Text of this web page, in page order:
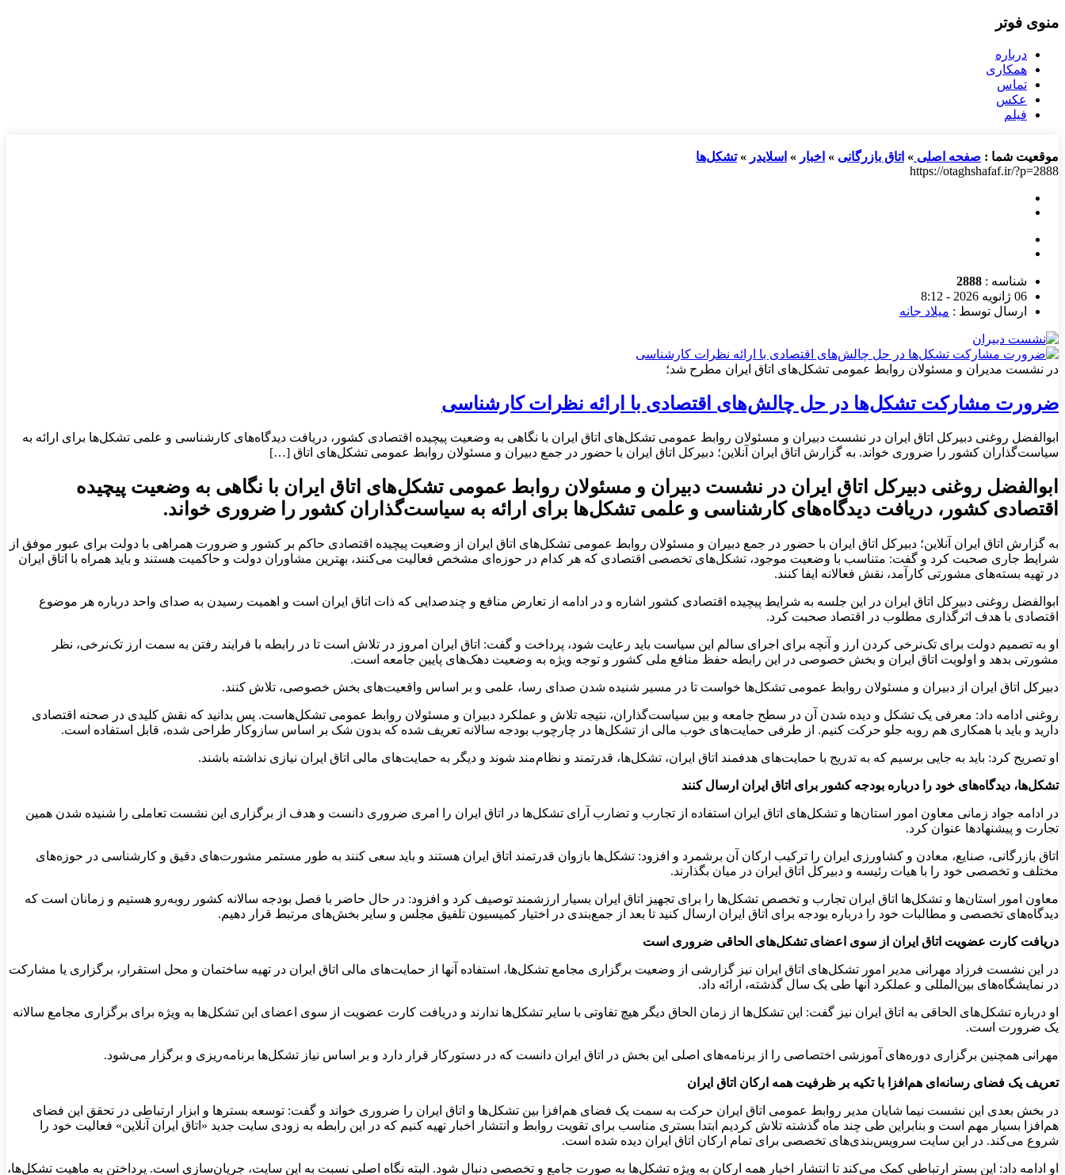
منوی فوتر
درباره
همکاری
تماس
عکس
فیلم
موقعیت شما : صفحه اصلی » اتاق بازرگانی » اخبار » اسلایدر »تشکل‌ها
https://otaghshafaf.ir/?p=2888
شناسه : 2888
06 ژانویه 2026 - 8:12
ارسال توسط : میلاد جانه
در نشست مدیران و مسئولان روابط عمومی تشکل‌های اتاق ایران مطرح شد؛
ضرورت مشارکت تشکل‌ها در حل چالش‌های اقتصادی با ارائه نظرات کارشناسی
ابوالفضل روغنی دبیرکل اتاق ایران در نشست دبیران و مسئولان روابط عمومی تشکل‌های اتاق ایران با نگاهی به وضعیت پیچیده اقتصادی کشور، دریافت دیدگاه‌های کارشناسی و علمی تشکل‌ها برای ارائه به
سیاست‌گذاران کشور را ضروری خواند. به گزارش اتاق ایران آنلاین؛ دبیرکل اتاق ایران با حضور در جمع دبیران و مسئولان روابط عمومی تشکل‌های اتاق […]
ابوالفضل روغنی دبیرکل اتاق ایران در نشست دبیران و مسئولان روابط عمومی تشکل‌های اتاق ایران با نگاهی به وضعیت پیچیده
اقتصادی کشور، دریافت دیدگاه‌های کارشناسی و علمی تشکل‌ها برای ارائه به سیاست‌گذاران کشور را ضروری خواند.
به گزارش اتاق ایران آنلاین؛ دبیرکل اتاق ایران با حضور در جمع دبیران و مسئولان روابط عمومی تشکل‌های اتاق ایران از وضعیت پیچیده اقتصادی حاکم بر کشور و ضرورت همراهی با دولت برای عبور موفق از
شرایط جاری صحبت کرد و گفت: متناسب با وضعیت موجود، تشکل‌های تخصصی اقتصادی که هر کدام در حوزه‌ای مشخص فعالیت می‌کنند، بهترین مشاوران دولت و حاکمیت هستند و باید همراه با اتاق ایران
در تهیه بسته‌های مشورتی کارآمد، نقش فعالانه ایفا کنند.
ابوالفضل روغنی دبیرکل اتاق ایران در این جلسه به شرایط پیچیده اقتصادی کشور اشاره و در ادامه از تعارض منافع و چندصدایی که ذات اتاق ایران است و اهمیت رسیدن به صدای واحد درباره هر موضوع
اقتصادی با هدف اثرگذاری مطلوب در اقتصاد صحبت کرد.
او به تصمیم دولت برای تک‌نرخی کردن ارز و آنچه برای اجرای سالم این سیاست باید رعایت شود، پرداخت و گفت: اتاق ایران امروز در تلاش است تا در رابطه با فرایند رفتن به سمت ارز تک‌نرخی، نظر
مشورتی بدهد و اولویت اتاق ایران و بخش خصوصی در این رابطه حفظ منافع ملی کشور و توجه ویژه به وضعیت دهک‌های پایین جامعه است.
دبیرکل اتاق ایران از دبیران و مسئولان روابط عمومی تشکل‌ها خواست تا در مسیر شنیده شدن صدای رسا، علمی و بر اساس واقعیت‌های بخش خصوصی، تلاش کنند.
روغنی ادامه داد: معرفی یک تشکل و دیده شدن آن در سطح جامعه و بین سیاست‌گذاران، نتیجه تلاش و عملکرد دبیران و مسئولان روابط عمومی تشکل‌هاست. پس بدانید که نقش کلیدی در صحنه اقتصادی
دارید و باید با همکاری هم روبه جلو حرکت کنیم. از طرفی حمایت‌های خوب مالی از تشکل‌ها در چارچوب بودجه سالانه تعریف شده که بدون شک بر اساس سازوکار طراحی شده، قابل استفاده است.
او تصریح کرد: باید به جایی برسیم که به تدریج با حمایت‌های هدفمند اتاق ایران، تشکل‌ها، قدرتمند و نظام‌مند شوند و دیگر به حمایت‌های مالی اتاق ایران نیازی نداشته باشند.
تشکل‌ها، دیدگاه‌های خود را درباره بودجه کشور برای اتاق ایران ارسال کنند
در ادامه جواد زمانی معاون امور استان‌ها و تشکل‌های اتاق ایران استفاده از تجارب و تضارب آرای تشکل‌ها در اتاق ایران را امری ضروری دانست و هدف از برگزاری این نشست تعاملی را شنیده شدن همین
تجارت و پیشنهادها عنوان کرد.
اتاق بازرگانی، صنایع، معادن و کشاورزی ایران را ترکیب ارکان آن برشمرد و افزود: تشکل‌ها بازوان قدرتمند اتاق ایران هستند و باید سعی کنند به طور مستمر مشورت‌های دقیق و کارشناسی در حوزه‌های
مختلف و تخصصی خود را با هیات رئیسه و دبیرکل اتاق ایران در میان بگذارند.
معاون امور استان‌ها و تشکل‌ها اتاق ایران تجارب و تخصص تشکل‌ها را برای تجهیز اتاق ایران بسیار ارزشمند توصیف کرد و افزود: در حال حاضر با فصل بودجه سالانه کشور روبه‌رو هستیم و زمانان است که
دیدگاه‌های تخصصی و مطالبات خود را درباره بودجه برای اتاق ایران ارسال کنید تا بعد از جمع‌بندی در اختیار کمیسیون تلفیق مجلس و سایر بخش‌های مرتبط قرار دهیم.
دریافت کارت عضویت اتاق ایران از سوی اعضای تشکل‌های الحاقی ضروری است
در این نشست فرزاد مهرانی مدیر امور تشکل‌های اتاق ایران نیز گزارشی از وضعیت برگزاری مجامع تشکل‌ها، استفاده آنها از حمایت‌های مالی اتاق ایران در تهیه ساختمان و محل استقرار، برگزاری یا مشارکت
در نمایشگاه‌های بین‌المللی و عملکرد آنها طی یک سال گذشته، ارائه داد.
او درباره تشکل‌های الحاقی به اتاق ایران نیز گفت: این تشکل‌ها از زمان الحاق دیگر هیچ تفاوتی با سایر تشکل‌ها ندارند و دریافت کارت عضویت از سوی اعضای این تشکل‌ها به ویژه برای برگزاری مجامع سالانه
یک ضرورت است.
مهرانی همچنین برگزاری دوره‌های آموزشی اختصاصی را از برنامه‌های اصلی این بخش در اتاق ایران دانست که در دستورکار قرار دارد و بر اساس نیاز تشکل‌ها برنامه‌ریزی و برگزار می‌شود.
تعریف یک فضای رسانه‌ای هم‌افزا با تکیه بر ظرفیت همه ارکان اتاق ایران
در بخش بعدی این نشست نیما شایان مدیر روابط عمومی اتاق ایران حرکت به سمت یک فضای هم‌افزا بین تشکل‌ها و اتاق ایران را ضروری خواند و گفت: توسعه بسترها و ابزار ارتباطی در تحقق این فضای
هم‌افزا بسیار مهم است و بنابراین طی چند ماه گذشته تلاش کردیم ابتدا بستری مناسب برای تقویت روابط و انتشار اخبار تهیه کنیم که در این رابطه به زودی سایت جدید «اتاق ایران آنلاین» فعالیت خود را
شروع می‌کند. در این سایت سرویس‌بندی‌های تخصصی برای تمام ارکان اتاق ایران دیده شده است.
او ادامه داد: این بستر ارتباطی کمک می‌کند تا انتشار اخبار همه ارکان به ویژه تشکل‌ها به صورت جامع و تخصصی دنبال شود. البته نگاه اصلی نسبت به این سایت، جریان‌سازی است. پرداختن به ماهیت تشکل‌ها،